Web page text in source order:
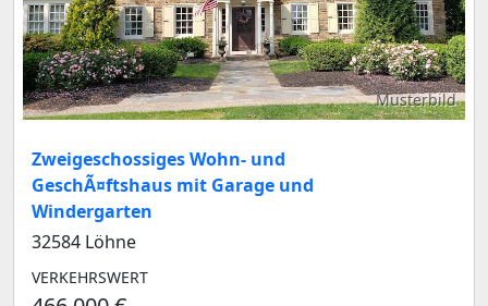
Musterbild
Zweigeschossiges Wohn- und
GeschÃ¤ftshaus mit Garage und
Windergarten
32584 Löhne
VERKEHRSWERT